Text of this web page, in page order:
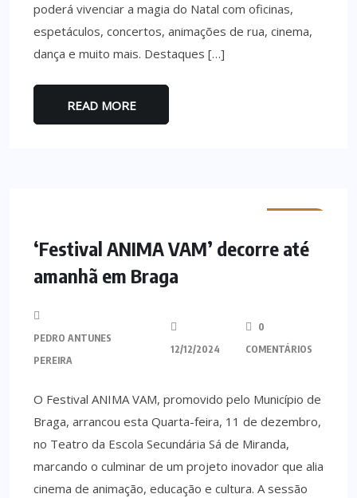
poderá vivenciar a magia do Natal com oficinas,
espetáculos, concertos, animações de rua, cinema,
dança e muito mais. Destaques […]
READ MORE
‘Festival ANIMA VAM’ decorre até
amanhã em Braga
PEDRO ANTUNES
PEREIRA
12/12/2024
0
COMENTÁRIOS
O Festival ANIMA VAM, promovido pelo Município de
Braga, arrancou esta Quarta-feira, 11 de dezembro,
no Teatro da Escola Secundária Sá de Miranda,
marcando o culminar de um projeto inovador que alia
cinema de animação, educação e cultura. A sessão